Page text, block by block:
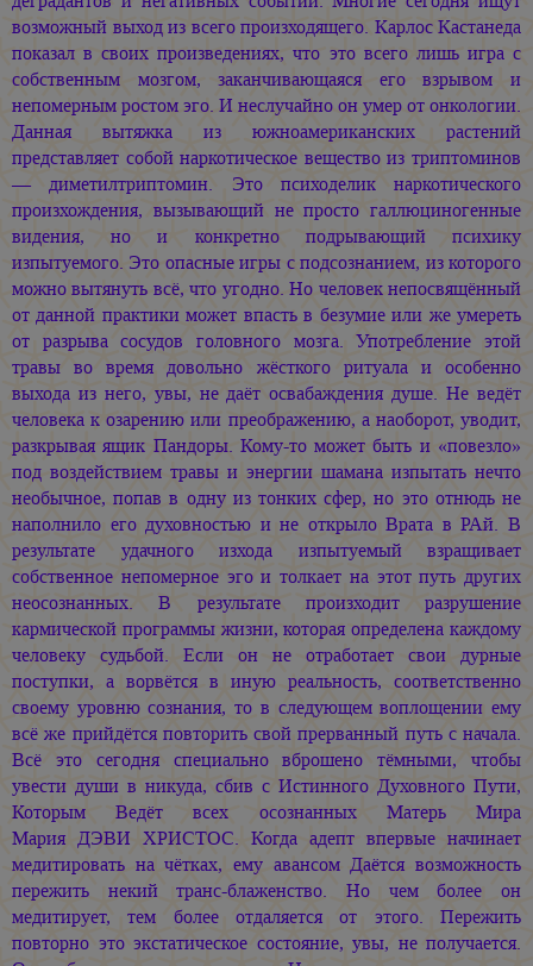
возможный выход из всего произходящего. Карлос Кастанеда
показал в своих произведениях, что это всего лишь игра с
собственным мозгом, заканчивающаяся его взрывом и
непомерным ростом эго. И неслучайно он умер от онкологии.
Данная вытяжка из южноамериканских растений
представляет собой наркотическое вещество из триптоминов
— диметилтриптомин. Это психоделик наркотического
произхождения, вызывающий не просто галлюциногенные
видения, но и конкретно подрывающий психику
изпытуемого. Это опасные игры с подсознанием, из которого
можно вытянуть всё, что угодно. Но человек непосвящённый
от данной практики может впасть в безумие или же умереть
от разрыва сосудов головного мозга. Употребление этой
травы во время довольно жёсткого ритуала и особенно
выхода из него, увы, не даёт освабаждения душе. Не ведёт
человека к озарению или преображению, а наоборот, уводит,
разкрывая ящик Пандоры. Кому-то может быть и «повезло»
под воздействием травы и энергии шамана изпытать нечто
необычное, попав в одну из тонких сфер, но это отнюдь не
наполнило его духовностью и не открыло Врата в РАй. В
результате удачного изхода изпытуемый взращивает
собственное непомерное эго и толкает на этот путь других
неосознанных. В результате произходит разрушение
кармической программы жизни, которая определена каждому
человеку судьбой. Если он не отработает свои дурные
поступки, а ворвётся в иную реальность, соответственно
своему уровню сознания, то в следующем воплощении ему
всё же прийдётся повторить свой прерванный путь с начала.
Всё это сегодня специально вброшено тёмными, чтобы
увести души в никуда, сбив с Истинного Духовного Пути,
Которым Ведёт всех осознанных Матерь Мира
Мария ДЭВИ ХРИСТОС. Когда адепт впервые начинает
медитировать на чётках, ему авансом Даётся возможность
пережить некий транс-блаженство. Но чем более он
медитирует, тем более отдаляется от этого. Пережить
повторно это экстатическое состояние, увы, не получается.